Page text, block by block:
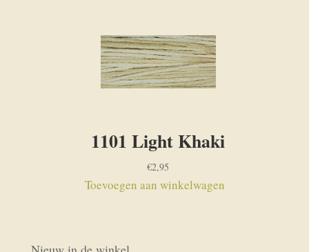
1101 Light Khaki
€2,95
Toevoegen aan winkelwagen